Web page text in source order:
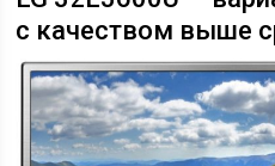
с качеством выше